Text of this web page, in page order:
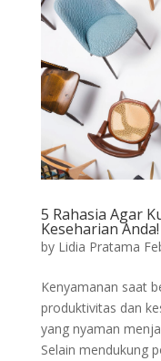
5 Rahasia Agar
Keseharian Anda!
by Lidia Pratama
Kenyamanan saat
produktivitas dan
yang nyaman
Selain mendukung